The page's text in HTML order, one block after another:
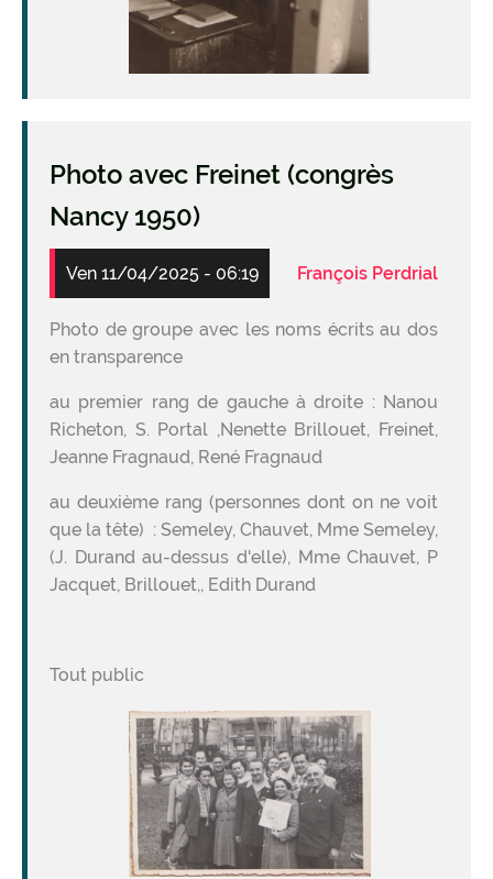
Photo avec Freinet (congrès
Nancy 1950)
Ven 11/04/2025 - 06:19 François Perdrial
Photo de groupe avec les noms écrits au dos
en transparence
au premier rang de gauche à droite : Nanou
Richeton, S. Portal ,Nenette Brillouet, Freinet,
Jeanne Fragnaud, René Fragnaud
au deuxième rang (personnes dont on ne voit
que la tête) : Semeley, Chauvet, Mme Semeley,
(J. Durand au-dessus d'elle), Mme Chauvet, P
Jacquet, Brillouet,, Edith Durand
Tout public